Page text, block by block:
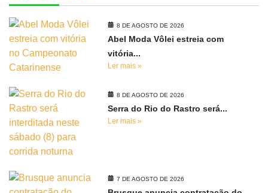
8 DE AGOSTO DE 2026
Abel Moda Vôlei estreia com
vitória...
Ler mais »
8 DE AGOSTO DE 2026
Serra do Rio do Rastro será...
Ler mais »
7 DE AGOSTO DE 2026